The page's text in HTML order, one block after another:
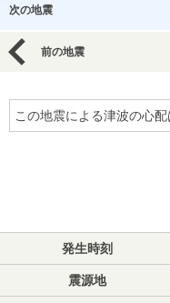
次の地震
前の地震
この地震による津波の心配
発生時刻
震源地